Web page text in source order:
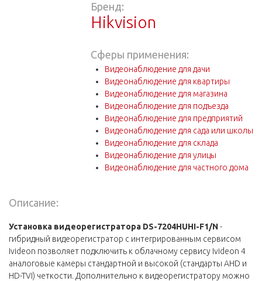
Бренд:
Hikvision
Сферы применения:
Видеонаблюдение для дачи
Видеонаблюдение для квартиры
Видеонаблюдение для магазина
Видеонаблюдение для подъезда
Видеонаблюдение для предприятий
Видеонаблюдение для сада или школы
Видеонаблюдение для склада
Видеонаблюдение для улицы
Видеонаблюдение для частного дома
Описание:
Установка видеорегистратора DS-7204HUHI-F1/N-
гибридный видеорегистратор с интегрированным сервисом
Ivideon позволяет подключить к облачному сервису Ivideon 4
аналоговые камеры стандартной и высокой (стандарты AHD и
HD-TVI) четкости. Дополнительно к видеорегистратору можно